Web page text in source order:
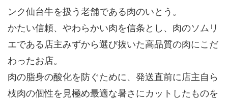
ンク仙台牛を扱う老舗である肉のいとう。
かたい信頼、やわらかい肉を信条とし、肉のソムリ
エである店主みずから選び抜いた高品質の肉にこだ
わったお店。
肉の脂身の酸化を防ぐために、発送直前に店主自ら
枝肉の個性を見極め最適な暑さにカットしたものを